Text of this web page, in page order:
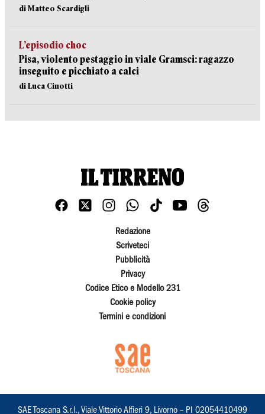
di Matteo Scardigli
L’episodio choc
Pisa, violento pestaggio in viale Gramsci: ragazzo
inseguito e picchiato a calci
di Luca Cinotti
Redazione
Scriveteci
Pubblicità
Privacy
Codice Etico e Modello 231
Cookie policy
Termini e condizioni
SAE Toscana S.r.l., Viale Vittorio Alfieri 9, Livorno – PI 02054410499